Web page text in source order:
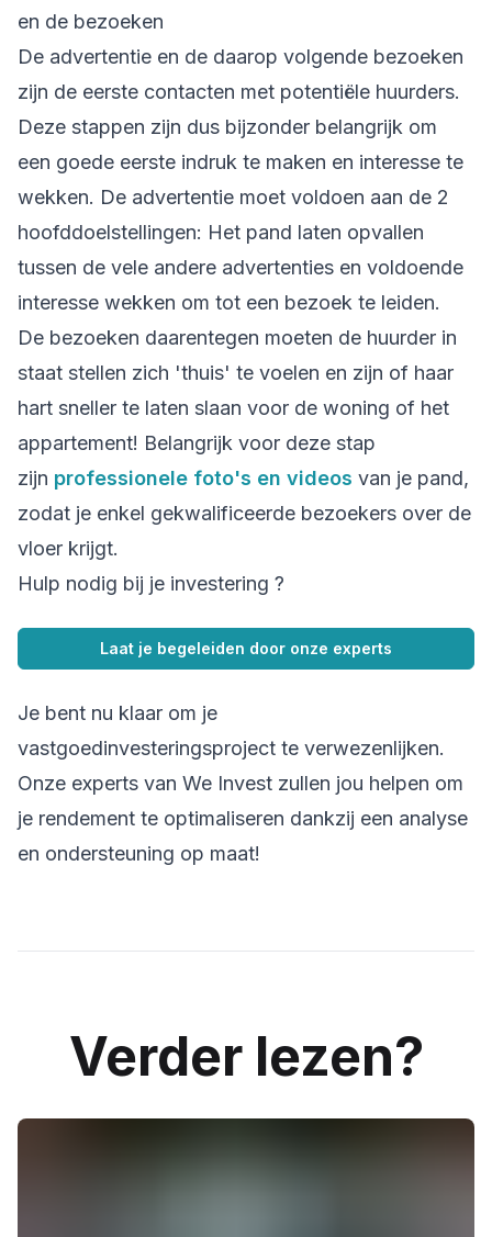
en de bezoeken
De advertentie en de daarop volgende bezoeken
zijn de eerste contacten met potentiële huurders.
Deze stappen zijn dus bijzonder belangrijk om
een goede eerste indruk te maken en interesse te
wekken. De advertentie moet voldoen aan de 2
hoofddoelstellingen: Het pand laten opvallen
tussen de vele andere advertenties en voldoende
interesse wekken om tot een bezoek te leiden.
De bezoeken daarentegen moeten de huurder in
staat stellen zich 'thuis' te voelen en zijn of haar
hart sneller te laten slaan voor de woning of het
appartement! Belangrijk voor deze stap
zijn professionele foto's en videos van je pand,
zodat je enkel gekwalificeerde bezoekers over de
vloer krijgt.
Hulp nodig bij je investering ?
Laat je begeleiden door onze experts
Je bent nu klaar om je
vastgoedinvesteringsproject te verwezenlijken.
Onze experts van We Invest zullen jou helpen om
je rendement te optimaliseren dankzij een analyse
en ondersteuning op maat!
Verder lezen?